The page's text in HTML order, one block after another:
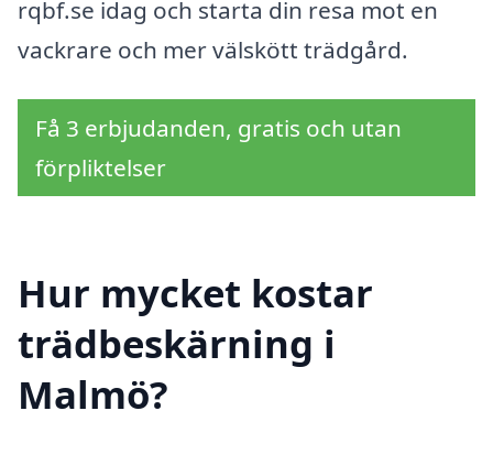
rqbf.se idag och starta din resa mot en
vackrare och mer välskött trädgård.
Få 3 erbjudanden, gratis och utan
förpliktelser
Hur mycket kostar
trädbeskärning i
Malmö?